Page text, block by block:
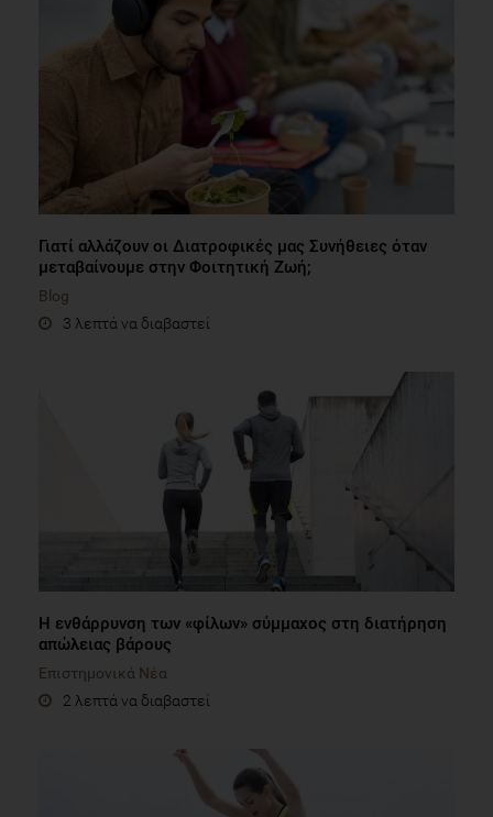
Γιατί αλλάζουν οι Διατροφικές μας Συνήθειες όταν
μεταβαίνουμε στην Φοιτητική Ζωή;
Blog
3 λεπτά να διαβαστεί
Η ενθάρρυνση των «φίλων» σύμμαχος στη διατήρηση
απώλειας βάρους
Επιστημονικά Νέα
2 λεπτά να διαβαστεί